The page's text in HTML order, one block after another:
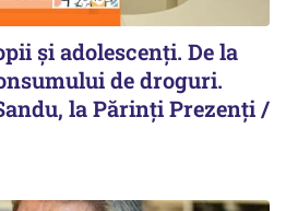
și adolescenți. De la
de droguri.
la Părinți Prezenți /